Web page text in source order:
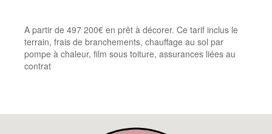
A partir de 497 200€ en prêt à décorer. Ce tarif inclus le
terrain, frais de branchements, chauffage au sol par
pompe à chaleur, film sous toiture, assurances liées au
contrat